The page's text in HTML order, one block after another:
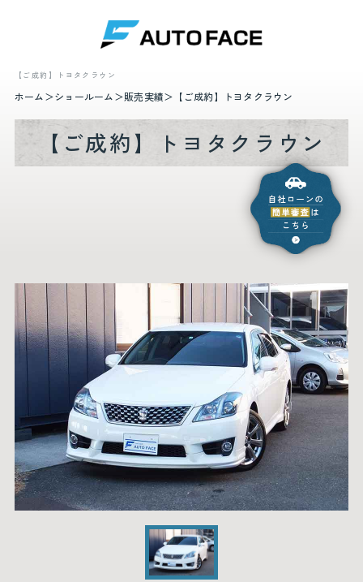
【ご成約】トヨタクラウン
ホーム ショールーム 販売実績 【ご成約】トヨタクラウン
【ご成約】トヨタクラウン